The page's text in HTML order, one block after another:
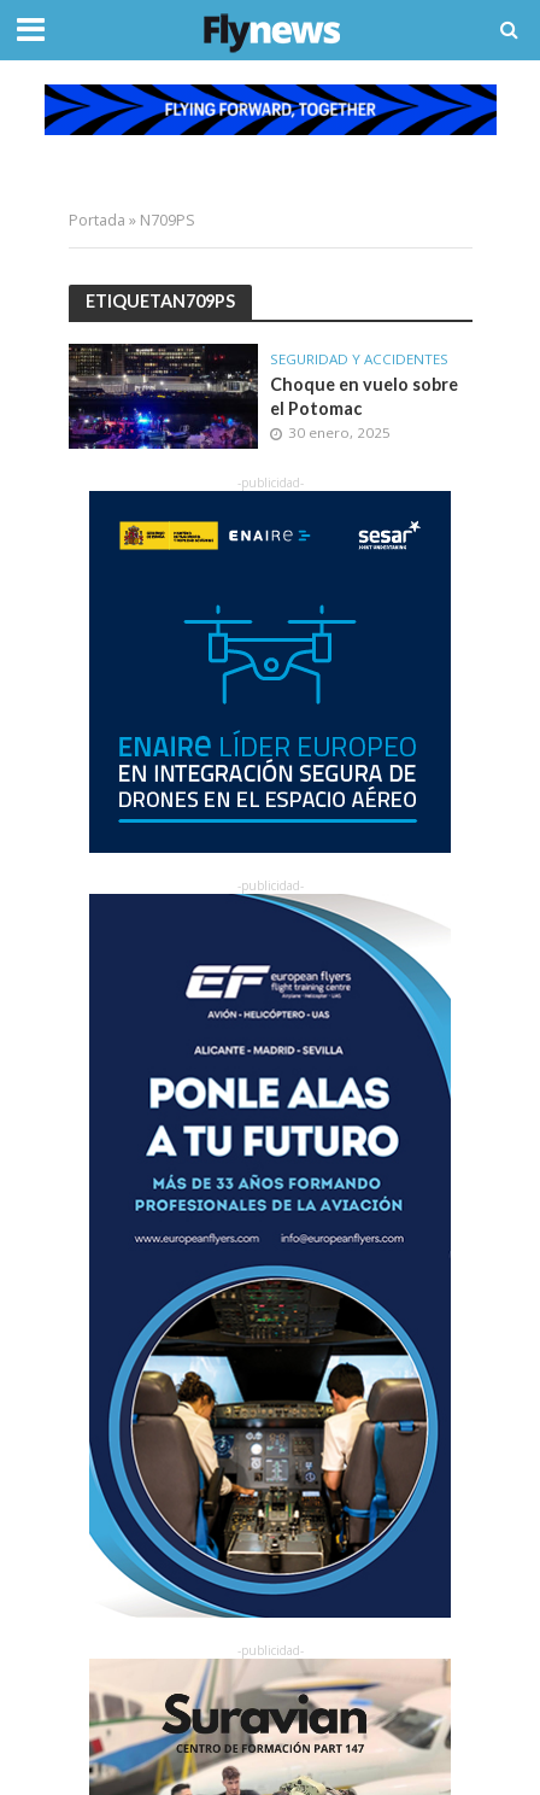
Portada » N709PS
ETIQUETAN709PS
SEGURIDAD Y ACCIDENTES
Choque en vuelo sobre
el Potomac
30 enero, 2025